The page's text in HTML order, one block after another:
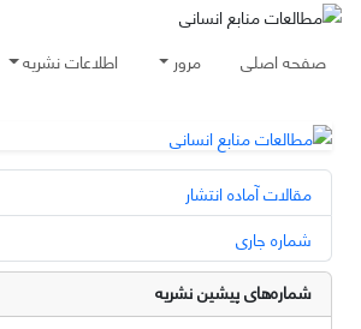
صفحه اصلی مرور اطلاعات نشریه
مقالات آماده انتشار
شماره جاری
شماره‌های پیشین نشریه